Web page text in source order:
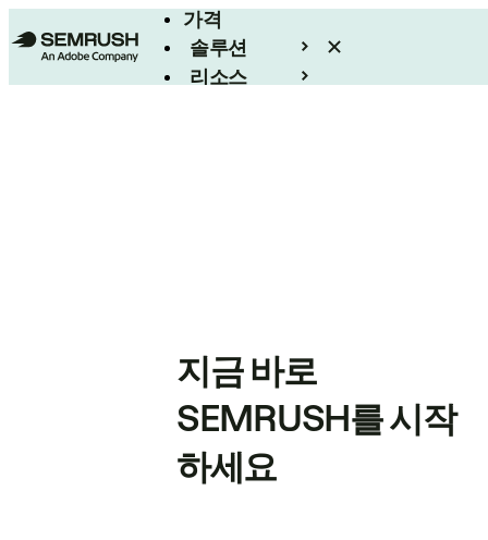
가격
솔루션
리소스
지금 바로
SEMRUSH를 시작
하세요